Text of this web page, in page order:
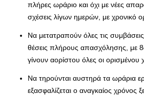
πλήρες ωράριο και όχι με νέες
σχέσεις λίγων ημερών, με χρονικό
Να μετατραπούν όλες τις
θέσεις πλήρους απασχόλησης, με
γίνουν αορίστου όλες οι ορισμένου
Να τηρούνται αυστηρά τα ωράρια
εξασφαλίζεται ο αναγκαίος χρόνος